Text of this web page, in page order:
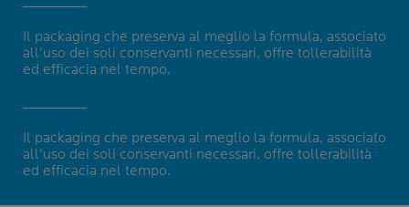
Il packaging che preserva al meglio la formula, associato
all'uso dei soli conservanti necessari, offre tollerabilità
ed efficacia nel tempo.
Il packaging che preserva al meglio la formula, associato
all'uso dei soli conservanti necessari, offre tollerabilità
ed efficacia nel tempo.